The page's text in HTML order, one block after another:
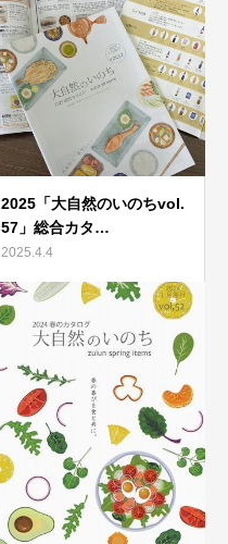
2025「大自然のいのちvol.
57」総合カタ…
2025.4.4